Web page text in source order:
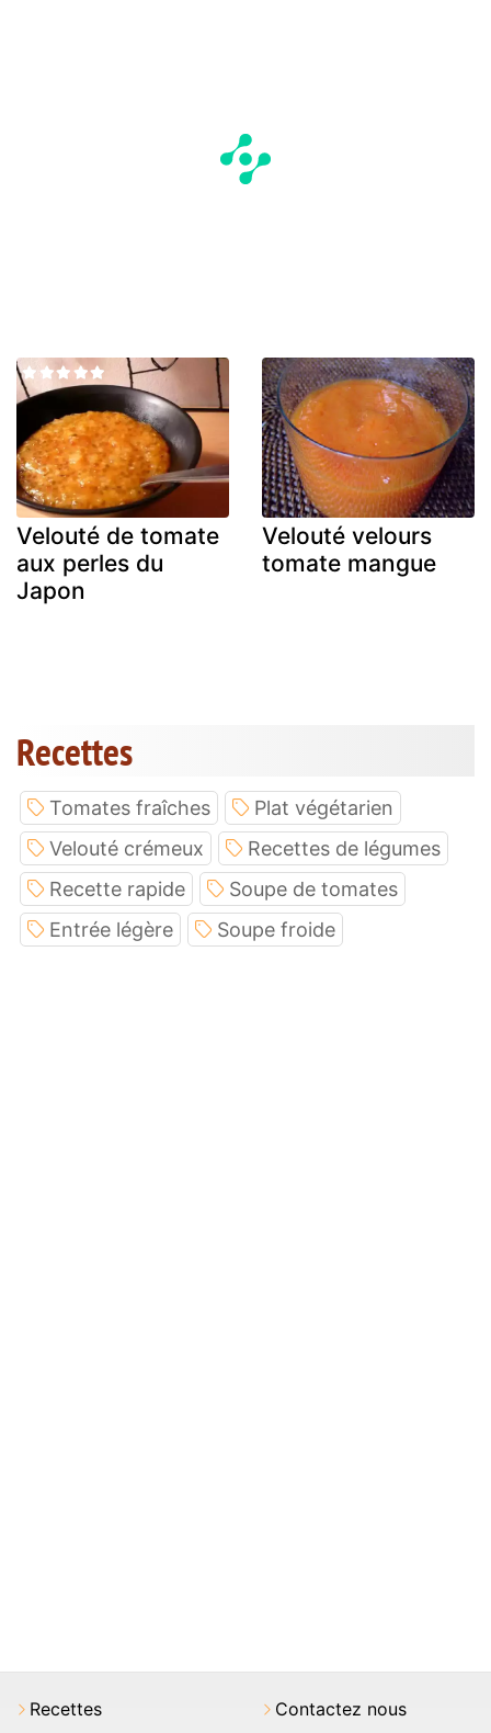
Velouté de tomate
aux perles du
Japon
Velouté velours
tomate mangue
Recettes
Tomates fraîches
Plat végétarien
Velouté crémeux
Recettes de légumes
Recette rapide
Soupe de tomates
Entrée légère
Soupe froide
Recettes Contactez nous